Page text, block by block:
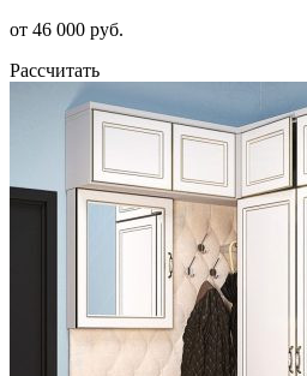
от 46 000 руб.
Рассчитать